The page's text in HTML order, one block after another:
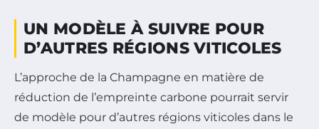
UN MODÈLE À SUIVRE POUR
D’AUTRES RÉGIONS VITICOLES
L’approche de la Champagne en matière de
réduction de l’empreinte carbone pourrait servir
de modèle pour d’autres régions viticoles dans le